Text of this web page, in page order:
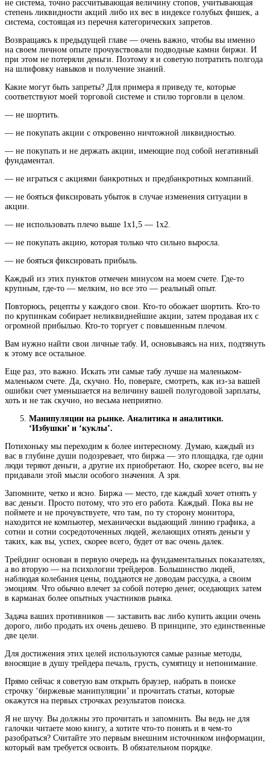
не система, точно рассчитывающая величину стопов, учитывающая
степень ликвидности акций либо их вес в индексе голубых фишек, а
система, состоящая из перечня категорических запретов.
Возвращаясь к предыдущей главе — очень важно, чтобы вы именно
на своем личном опыте прочувствовали подводные камни биржи. И
при этом не потеряли деньги. Поэтому я и советую потратить полгода
на шлифовку навыков и получение знаний.
Какие могут быть запреты? Для примера я приведу те, которые
соответствуют моей торговой системе и стилю торговли в целом.
— не шортить.
— не покупать акции с откровенно ничтожной ликвидностью.
— не покупать и не держать акции, имеющие под собой негативный
фундаментал.
— не играться с акциями банкротных и предбанкротных компаний.
— не бояться фиксировать убыток в случае изменения ситуации в
акции.
— не использовать плечо выше 1х1,5 — 1х2.
— не покупать акцию, которая только что сильно выросла.
— не бояться фиксировать прибыль.
Каждый из этих пунктов отмечен минусом на моем счете. Где-то
крупным, где-то — мелким, но все это — реальный опыт.
Повторюсь, рецепты у каждого свои. Кто-то обожает шортить. Кто-то
по крупинкам собирает неликвиднейшие акции, затем продавая их с
огромной прибылью. Кто-то торгует с повышенным плечом.
Вам нужно найти свои личные табу. И, основываясь на них, подтянуть
к этому все остальное.
Еще раз, это важно. Искать эти самые табу лучше на маленьком-
маленьком счете. Да, скучно. Но, поверьте, смотреть, как из-за вашей
ошибки счет уменьшается на величину вашей полугодовой зарплаты,
хоть и не так скучно, но весьма неприятно.
Манипуляции на рынке. Аналитика и аналитики.
‘Избушки’ и ‘куклы’.
Потихоньку мы переходим к более интересному. Думаю, каждый из
вас в глубине души подозревает, что биржа — это площадка, где одни
люди теряют деньги, а другие их приобретают. Но, скорее всего, вы не
придавали этой мысли особого значения. А зря.
Запомните, четко и ясно. Биржа — место, где каждый хочет отнять у
вас деньги. Просто потому, что это его работа. Каждый. Пока вы не
поймете и не прочувствуете, что там, по ту сторону монитора,
находится не компьютер, механически выдающий линию графика, а
сотни и сотни сосредоточенных людей, желающих отнять деньги у
таких, как вы, успех, скорее всего, будет от вас очень далек.
Трейдинг основан в первую очередь на фундаментальных показателях,
а во вторую — на психологии трейдеров. Большинство людей,
наблюдая колебания цены, поддаются не доводам рассудка, а своим
эмоциям. Что обычно влечет за собой потерю денег, оседающих затем
в карманах более опытных участников рынка.
Задача ваших противников — заставить вас либо купить акции очень
дорого, либо продать их очень дешево. В принципе, это единственные
две цели.
Для достижения этих целей используются самые разные методы,
вносящие в душу трейдера печаль, грусть, сумятицу и непонимание.
Прямо сейчас я советую вам открыть браузер, набрать в поиске
строчку ‘биржевые манипуляции’ и прочитать статьи, которые
окажутся на первых строчках результатов поиска.
Я не шучу. Вы должны это прочитать и запомнить. Вы ведь не для
галочки читаете мою книгу, а хотите что-то понять и в чем-то
разобраться? Считайте это первым внешним источником информации,
который вам требуется освоить. В обязательном порядке.